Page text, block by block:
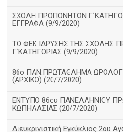
ΣΧΟΛΗ ΠΡΟΠΟΝΗΤΩΝ
ΕΓΓΡΑΦΑ (9/9/2020)
TO ΦΕΚ ΙΔΡΥΣΗΣ ΤΗΣ ΣΧΟΛΗΣ
Γ΄ΚΑΤΗΓΟΡΙΑΣ (9/9/2020)
86o ΠΑΝ.ΠΡΩΤΑΘΛΗΜΑ
(ΑΡΧΙΚΟ) (20/7/2020)
ΕΝΤΥΠΟ 86ου ΠΑΝΕΛΛΗΝΙΟΥ
ΚΩΠΗΛΑΣΙΑΣ (20/7/2020)
Διευκρινιστική Εγκύκλιος 2ου